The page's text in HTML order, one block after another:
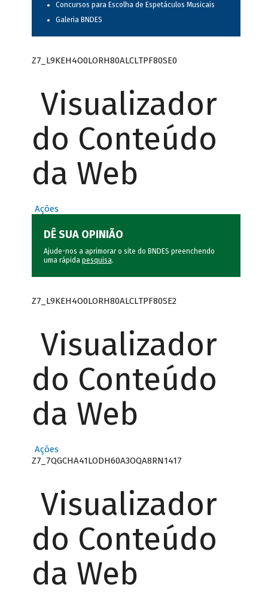
Concursos para Escolha de Espetáculos Musicais
Galeria BNDES
Z7_L9KEH4O0LORH80ALCLTPF80SE0
Visualizador
do Conteúdo
da Web
Ações
DÊ SUA OPINIÃO
Ajude-nos a aprimorar o site do BNDES preenchendo
uma rápida pesquisa.
Z7_L9KEH4O0LORH80ALCLTPF80SE2
Visualizador
do Conteúdo
da Web
Ações
Z7_7QGCHA41LODH60A3OQA8RN1417
Visualizador
do Conteúdo
da Web